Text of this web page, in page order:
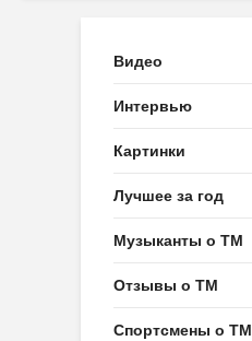
Видео
Интервью
Картинки
Лучшее за год
Музыканты о ТМ
Отзывы о ТМ
Спортсмены о ТМ